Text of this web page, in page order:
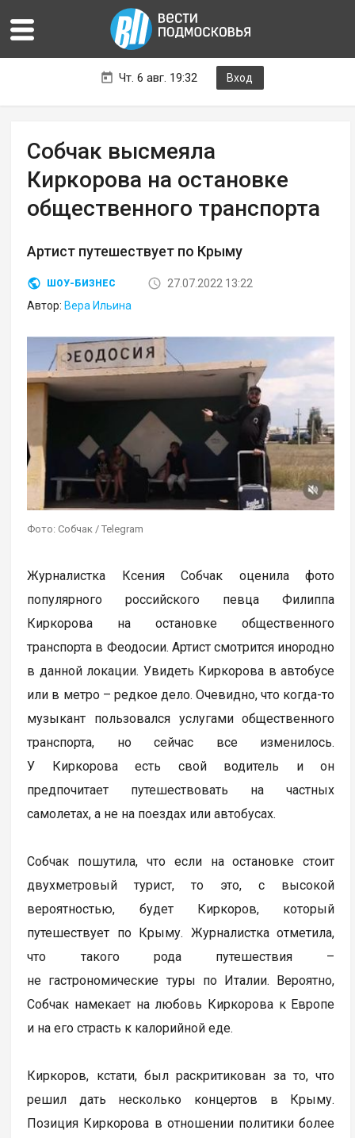
Чт. 6 авг. 19:32 Вход
Собчак высмеяла
Киркорова на остановке
общественного транспорта
Артист путешествует по Крыму
ШОУ-БИЗНЕС
27.07.2022 13:22
Автор: Вера Ильина
Фото: Собчак / Telegram
Журналистка Ксения Собчак оценила фото
популярного российского певца Филиппа
Киркорова на остановке общественного
транспорта в Феодосии. Артист смотрится инородно
в данной локации. Увидеть Киркорова в автобусе
или в метро – редкое дело. Очевидно, что когда-то
музыкант пользовался услугами общественного
транспорта, но сейчас все изменилось.
У Киркорова есть свой водитель и он
предпочитает путешествовать на частных
самолетах, а не на поездах или автобусах.
Собчак пошутила, что если на остановке стоит
двухметровый турист, то это, с высокой
вероятностью, будет Киркоров, который
путешествует по Крыму. Журналистка отметила,
что такого рода путешествия –
не гастрономические туры по Италии. Вероятно,
Собчак намекает на любовь Киркорова к Европе
и на его страсть к калорийной еде.
Киркоров, кстати, был раскритикован за то, что
решил дать несколько концертов в Крыму.
Позиция Киркорова в отношении политики более